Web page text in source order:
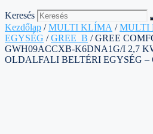
Keresés
Kezdőlap /MULTI KLÍMA /MULTI
EGYSÉG /GREE_B / GREE
GWH09ACCXB-K6DNA1G/I 2,7
OLDALFALI BELTÉRI EGYSÉG –